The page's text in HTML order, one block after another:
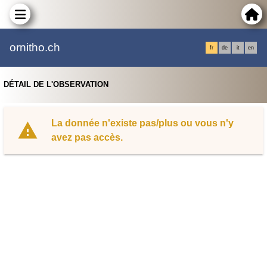
ornitho.ch fr de it en
DÉTAIL DE L'OBSERVATION
La donnée n'existe pas/plus ou vous n'y
avez pas accès.